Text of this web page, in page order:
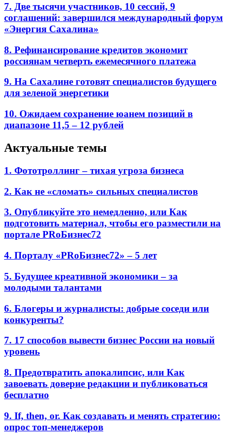
7. Две тысячи участников, 10 сессий, 9
соглашений: завершился международный форум
«Энергия Сахалина»
8. Рефинансирование кредитов экономит
россиянам четверть ежемесячного платежа
9. На Сахалине готовят специалистов будущего
для зеленой энергетики
10. Ожидаем сохранение юанем позиций в
диапазоне 11,5 – 12 рублей
Актуальные темы
1. Фототроллинг – тихая угроза бизнеса
2. Как не «сломать» сильных специалистов
3. Опубликуйте это немедленно, или Как
подготовить материал, чтобы его разместили на
портале PRоБизнес72
4. Порталу «PRоБизнес72» – 5 лет
5. Будущее креативной экономики – за
молодыми талантами
6. Блогеры и журналисты: добрые соседи или
конкуренты?
7. 17 способов вывести бизнес России на новый
уровень
8. Предотвратить апокалипсис, или Как
завоевать доверие редакции и публиковаться
бесплатно
9. If, then, or. Как создавать и менять стратегию:
опрос топ-менеджеров